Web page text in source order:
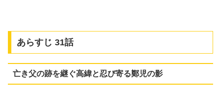
あらすじ 31話
亡き父の跡を継ぐ高緯と忍び寄る鄭児の影